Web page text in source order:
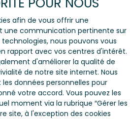
afin de vous offrir une
une communication pertinente sur
nous pouvons vous
rapport avec vos centres d'intérêt.
d'améliorer la qualité de
de notre site internet. Nous
données personnelles pour
votre accord. Vous pouvez les
moment via la rubrique ″Gérer les
site, à l'exception des cookies